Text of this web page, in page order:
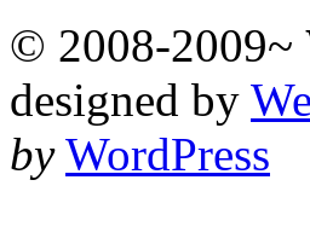
© 2008-2009~
designed by
by WordPress